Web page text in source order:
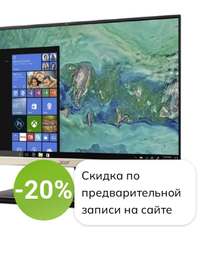
-20%
Скидка по
предварительной
записи на сайте